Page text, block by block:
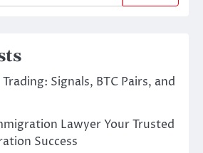
Signals, BTC Pairs, and
Lawyer Your Trusted
Success